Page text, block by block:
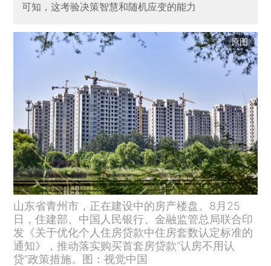
可知，这考验决策智慧和随机应变的能力
原图
山东省青州市，正在建设中的房产楼盘。8月25
日，住建部、中国人民银行、金融监管总局联合印
发《关于优化个人住房贷款中住房套数认定标准的
通知》，推动落实购买首套房贷款“认房不用认
贷”政策措施。图：视觉中国